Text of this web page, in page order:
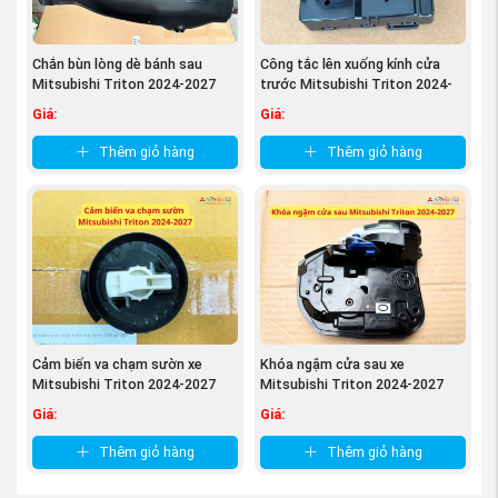
(Cao su ốp cân bằng Mitsubishi Triton
nguồnPhutungMitsubishi.vn)
Quyền lợi của khách hàng khi mua Cao su ốp cân
bằng Triton tại phụ tùng Mitsubishi An Việt:
Được tư vấn miễn phí về phụ tùng dòng xe
Mitsubishi Triton, cách phân biệt phụ tùng hàng
xịn chính hãng và hàng thay thế và làm sao để lựa
cách kinh tế nhất mà vẫn đảm bảo xe hoạt động
ổn định và tốt nhất.
Chắn bùn lòng dè bánh sau
Mitsubishi Triton 2024-2027
Giá:
Thêm giỏ hàng
Công tắc lên xuống kính cửa
trước Mitsubishi Triton 2024-
Giá:
Thêm giỏ hàng
Cảm biến va chạm sườn xe
Mitsubishi Triton 2024-2027
Giá:
Thêm giỏ hàng
Khóa ngậm cửa sau xe
Mitsubishi Triton 2024-2027
Giá:
Thêm giỏ hàng